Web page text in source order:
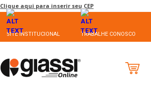
Clique aqui para inserir seu CEP
SITE INSTITUCIONAL TRABALHE CONOSCO